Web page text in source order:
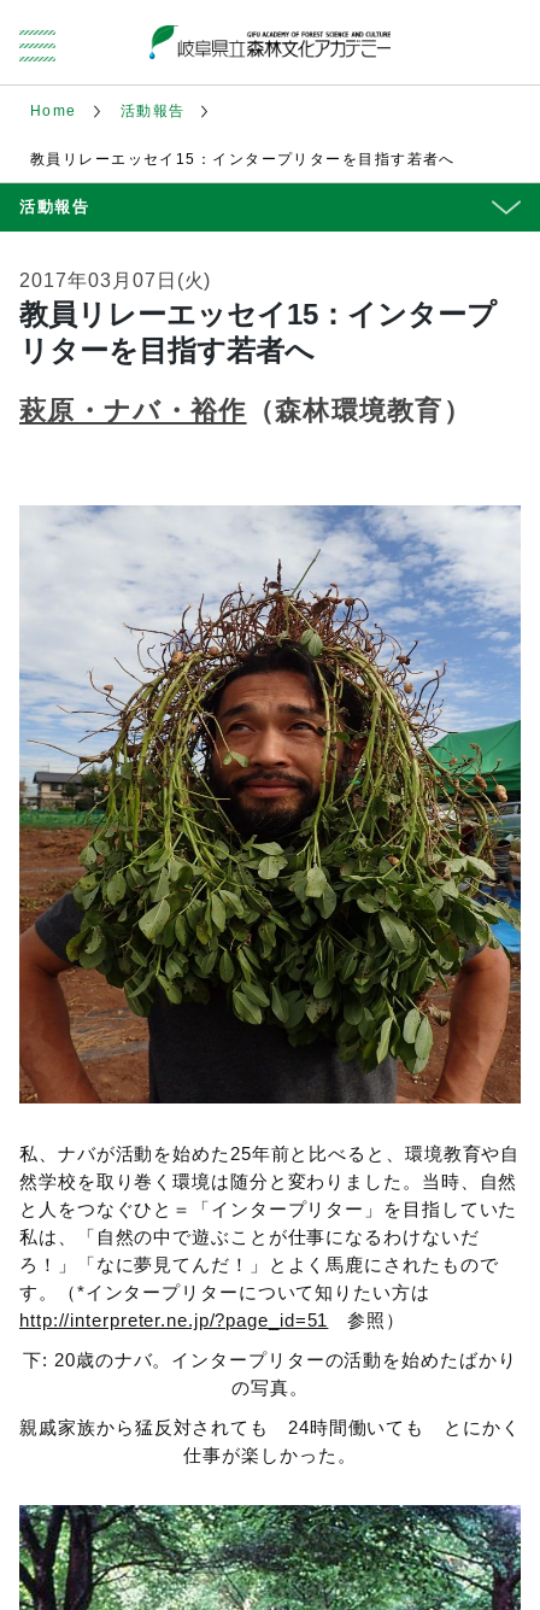
Home 活動報告
教員リレーエッセイ15：インタープリターを目指す若者へ
活動報告
2017年03月07日(火)
教員リレーエッセイ15：インタープ
リターを目指す若者へ
萩原・ナバ・裕作 （森林環境教育）
私、ナバが活動を始めた25年前と比べると、環境教育や自
然学校を取り巻く環境は随分と変わりました。当時、自然
と人をつなぐひと＝「インタープリター」を目指していた
私は、「自然の中で遊ぶことが仕事になるわけないだ
ろ！」「なに夢見てんだ！」とよく馬鹿にされたもので
す。（*インタープリターについて知りたい方は
http://interpreter.ne.jp/?page_id=51
参照）
下: 20歳のナバ。インタープリターの活動を始めたばかり
の写真。
親戚家族から猛反対されても 24時間働いても とにかく
仕事が楽しかった。